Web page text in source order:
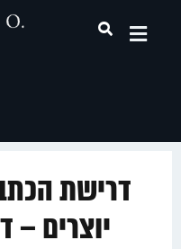
דרישת
יוצרים –